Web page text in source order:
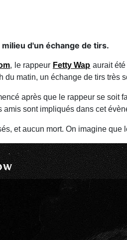
d'un échange de tirs.
, le rappeur Fetty Wap aurait
du matin, un échange de tirs très
après que le rappeur se
amis sont impliqués dans cet
et aucun mort. On imagine